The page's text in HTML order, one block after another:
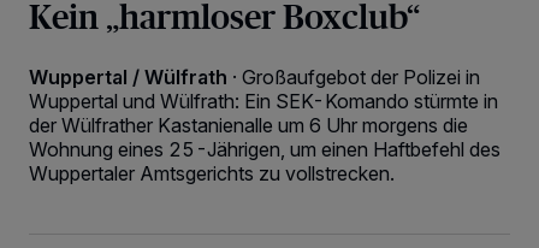
Kein „harmloser Boxclub“
Wuppertal / Wülfrath · Großaufgebot der Polizei in
Wuppertal und Wülfrath: Ein SEK-Komando stürmte in
der Wülfrather Kastanienalle um 6 Uhr morgens die
Wohnung eines 25-Jährigen, um einen Haftbefehl des
Wuppertaler Amtsgerichts zu vollstrecken.